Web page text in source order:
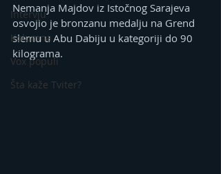
Intervju
Kolumna
Vox populi
Šta kaže Tviter?
Nemanja Majdov iz Istočnog Sarajeva
osvojio je bronzanu medalju na Grend
slemu u Abu Dabiju u kategoriji do 90
kilograma.